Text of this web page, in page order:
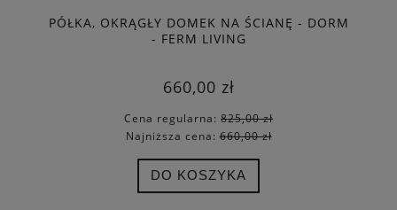
PÓŁKA, OKRĄGŁY DOMEK NA ŚCIANĘ - DORM
- FERM LIVING
660,00 zł
Cena regularna: 825,00 zł
Najniższa cena:660,00 zł
DO KOSZYKA